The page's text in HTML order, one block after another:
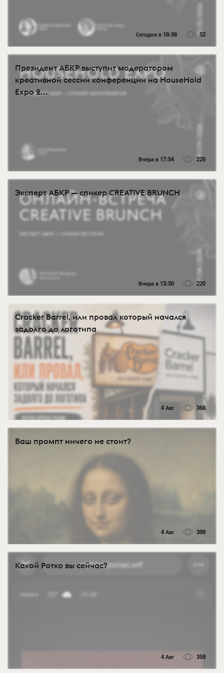
Сегодня в 18:56 52
Президент АБКР выступит модератором
креативной сессии конференции на HouseHold
Expo 2...
Вчера в 17:54 226
Эксперт АБКР — спикер CREATIVE BRUNCH
Вчера в 13:50 220
Cracker Barrel, или провал который начался
задолго до логотипа
4 Авг 368
Ваш промпт ничего не стоит?
4 Авг 399
Какой Ротко вы сейчас?
4 Авг 359